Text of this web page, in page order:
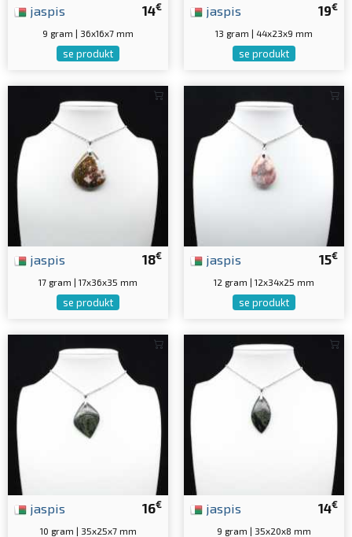
14€
jaspis
9 gram | 36x16x7 mm
se produkt
19€
jaspis
13 gram | 44x23x9 mm
se produkt
18€
jaspis
17 gram | 17x36x35 mm
se produkt
15€
jaspis
12 gram | 12x34x25 mm
se produkt
16€
jaspis
10 gram | 35x25x7 mm
14€
jaspis
9 gram | 35x20x8 mm